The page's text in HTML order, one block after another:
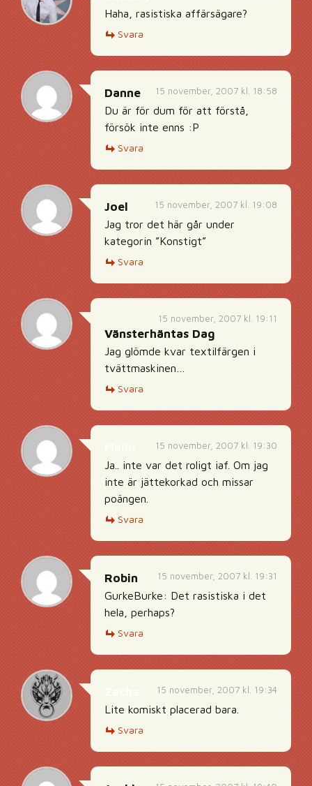
Haha, rasistiska affärsägare?
Svara
15 november, 2007 kl. 18:58
Danne
Du är för dum för att förstå,
försök inte enns :P
Svara
15 november, 2007 kl. 19:08
Joel
Jag tror det här går under
kategorin ”Konstigt”
Svara
15 november, 2007 kl. 19:11
Vänsterhäntas Dag
Jag glömde kvar textilfärgen i
tvättmaskinen…
Svara
15 november, 2007 kl. 19:30
Ja.. inte var det roligt iaf. Om jag
inte är jättekorkad och missar
poängen.
Svara
15 november, 2007 kl. 19:31
Robin
GurkeBurke: Det rasistiska i det
hela, perhaps?
Svara
15 november, 2007 kl. 19:34
Lite komiskt placerad bara.
Svara